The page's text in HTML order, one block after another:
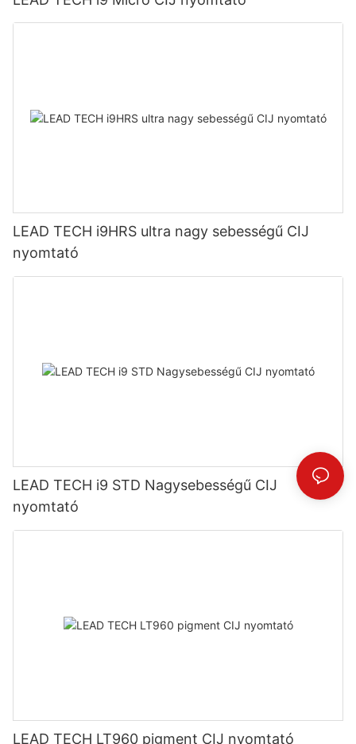
LEAD TECH i9HRS ultra nagy sebességű CIJ
nyomtató
LEAD TECH i9 STD Nagysebességű CIJ
nyomtató
LEAD TECH LT960 pigment CIJ nyomtató